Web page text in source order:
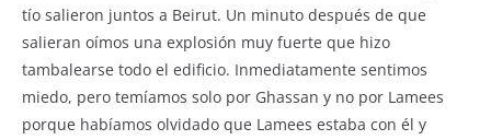
tío salieron juntos a Beirut. Un minuto después de que
salieran oímos una explosión muy fuerte que hizo
tambalearse todo el edificio. Inmediatamente sentimos
miedo, pero temíamos solo por Ghassan y no por Lamees
porque habíamos olvidado que Lamees estaba con él y